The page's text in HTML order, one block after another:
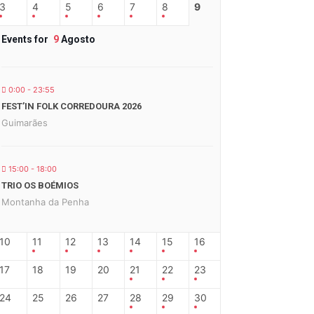
3 4 5 6 7 8 9
Events for 9Agosto
0:00 - 23:55
FEST’IN FOLK CORREDOURA 2026
Guimarães
15:00 - 18:00
TRIO OS BOÉMIOS
Montanha da Penha
10 11 12 13 14 15 16
17 18 19 20 21 22 23
24 25 26 27 28 29 30